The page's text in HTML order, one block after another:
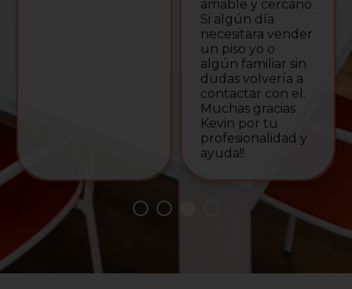
amable y cercano.
Si algún día
necesitara vender
un piso yo o
algún familiar sin
dudas volvería a
contactar con el.
Muchas gracias
Kevin por tu
profesionalidad y
ayuda!!